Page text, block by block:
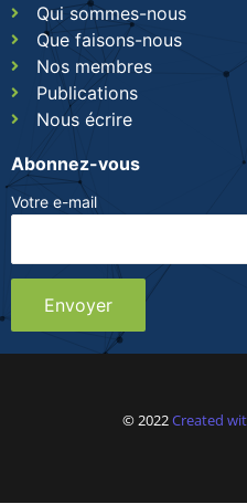
Qui sommes-nous
Que faisons-nous
Nos membres
Publications
Nous écrire
Abonnez-vous
Votre e-mail
© 2022Created